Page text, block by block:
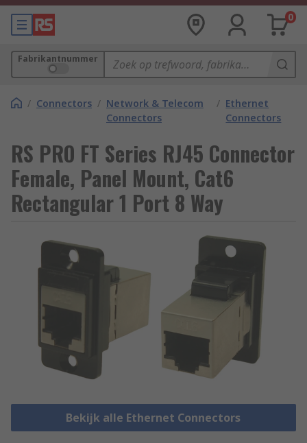
0
Fabrikantnummer
/ Connectors / Network & Telecom
Connectors
/ Ethernet
Connectors
RS PRO FT Series RJ45 Connector
Female, Panel Mount, Cat6
Rectangular 1 Port 8 Way
Bekijk alle Ethernet Connectors